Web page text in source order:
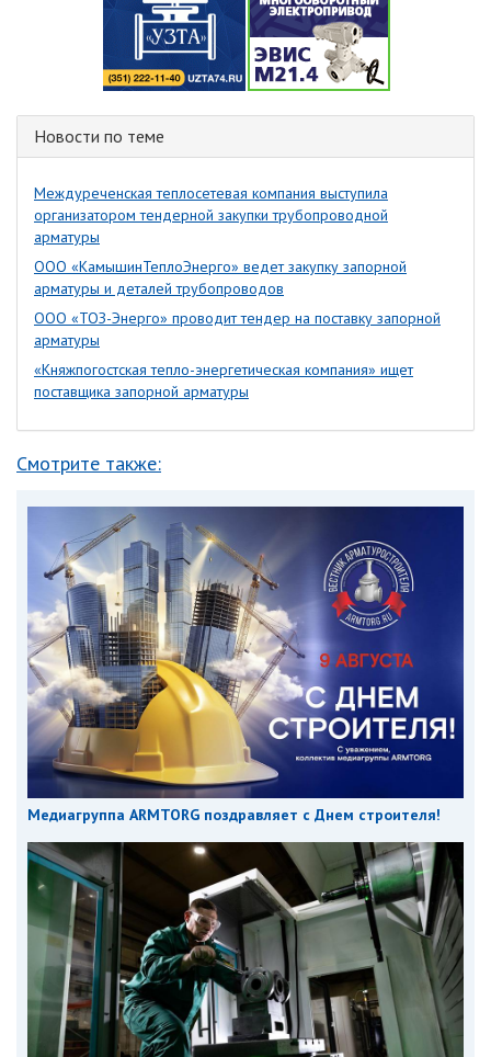
Новости по теме
Междуреченская теплосетевая компания выступила
организатором тендерной закупки трубопроводной
арматуры
ООО «КамышинТеплоЭнерго» ведет закупку запорной
арматуры и деталей трубопроводов
ООО «ТОЗ-Энерго» проводит тендер на поставку запорной
арматуры
«Княжпогостская тепло-энергетическая компания» ищет
поставщика запорной арматуры
Смотрите также:
Медиагруппа ARMTORG поздравляет с Днем строителя!